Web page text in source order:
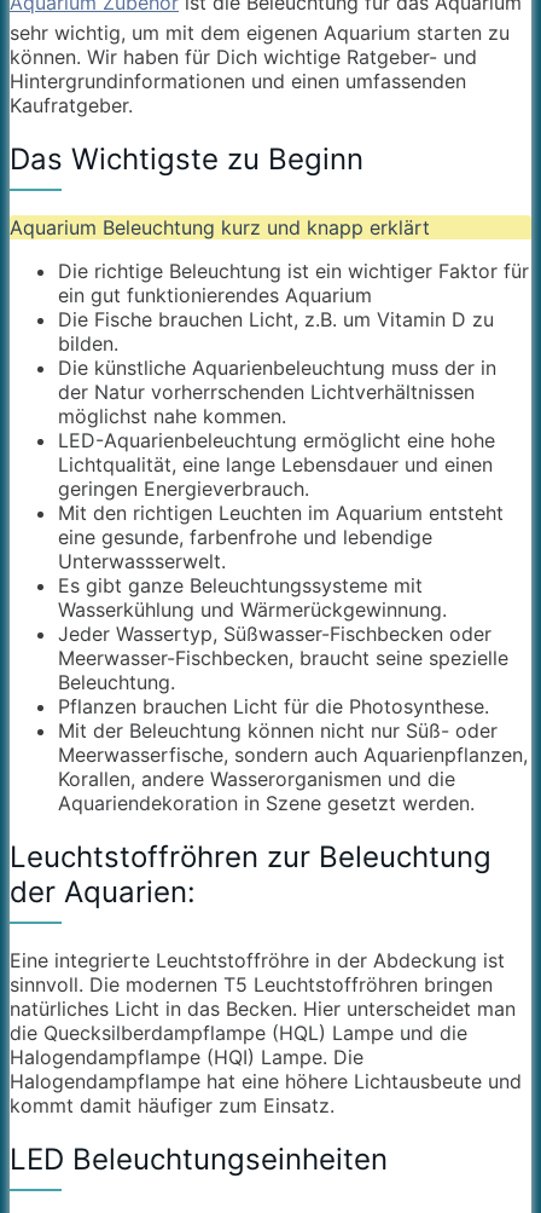
sehr wichtig, um mit dem eigenen Aquarium starten zu
können. Wir haben für Dich wichtige Ratgeber- und
Hintergrundinformationen und einen umfassenden
Kaufratgeber.
Das Wichtigste zu Beginn
Aquarium Beleuchtung kurz und knapp erklärt
Die richtige Beleuchtung ist ein wichtiger Faktor für
ein gut funktionierendes Aquarium
Die Fische brauchen Licht, z.B. um Vitamin D zu
bilden.
Die künstliche Aquarienbeleuchtung muss der in
der Natur vorherrschenden Lichtverhältnissen
möglichst nahe kommen.
LED-Aquarienbeleuchtung ermöglicht eine hohe
Lichtqualität, eine lange Lebensdauer und einen
geringen Energieverbrauch.
Mit den richtigen Leuchten im Aquarium entsteht
eine gesunde, farbenfrohe und lebendige
Unterwassserwelt.
Es gibt ganze Beleuchtungssysteme mit
Wasserkühlung und Wärmerückgewinnung.
Jeder Wassertyp, Süßwasser-Fischbecken oder
Meerwasser-Fischbecken, braucht seine spezielle
Beleuchtung.
Pflanzen brauchen Licht für die Photosynthese.
Mit der Beleuchtung können nicht nur Süß- oder
Meerwasserfische, sondern auch Aquarienpflanzen,
Korallen, andere Wasserorganismen und die
Aquariendekoration in Szene gesetzt werden.
Leuchtstoffröhren zur Beleuchtung
der Aquarien:
Eine integrierte Leuchtstoffröhre in der Abdeckung ist
sinnvoll. Die modernen T5 Leuchtstoffröhren bringen
natürliches Licht in das Becken. Hier unterscheidet man
die Quecksilberdampflampe (HQL) Lampe und die
Halogendampflampe (HQI) Lampe. Die
Halogendampflampe hat eine höhere Lichtausbeute und
kommt damit häufiger zum Einsatz.
LED Beleuchtungseinheiten